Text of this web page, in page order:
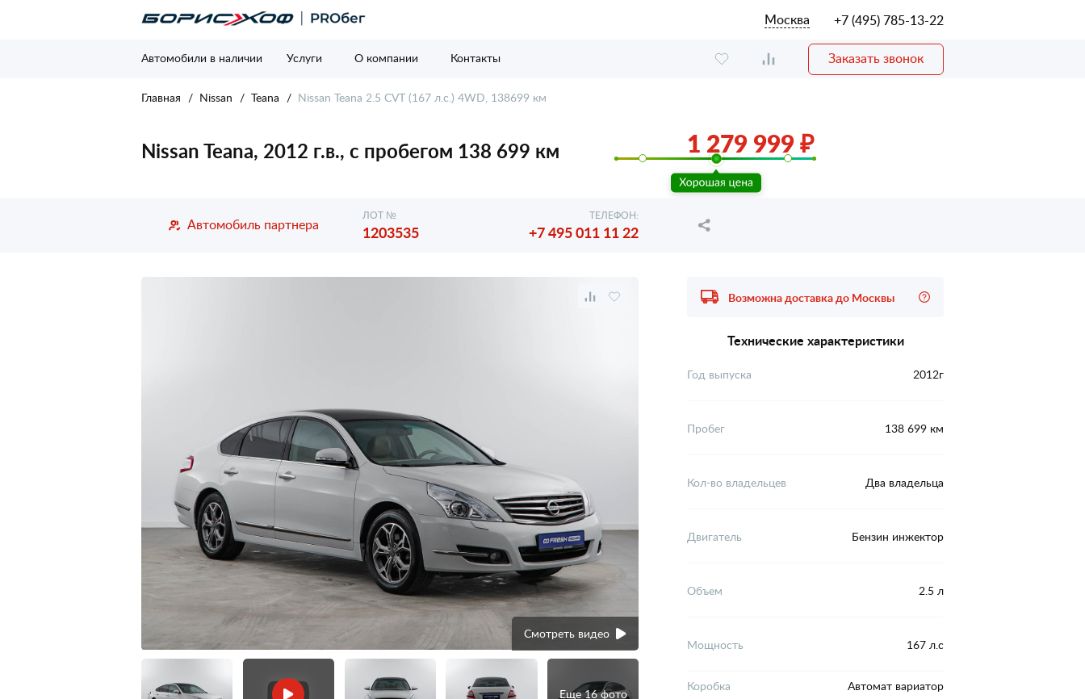
Москва +7 (495) 785-13-22
Автомобили в наличии Услуги О компании Контакты Заказать звонок
Главная Nissan Teana Nissan Teana 2.5 CVT (167 л.с.) 4WD, 138699 км
Nissan Teana, 2012 г.в., с пробегом 138 699 км 1 279 999 ₽
Автомобиль партнера
ЛОТ №
1203535
ТЕЛЕФОН:
+7 495 011 11 22
Смотреть видео
Еще 16 фото
Возможна доставка до Москвы
Технические характеристики
Год выпуска 2012г
Пробег 138 699 км
Кол-во владельцев Два владельца
Двигатель Бензин инжектор
Объем 2.5 л
Мощность 167 л.с
Коробка Автомат вариатор